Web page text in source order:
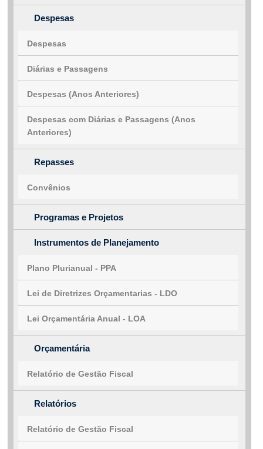
Despesas
Despesas
Diárias e Passagens
Despesas (Anos Anteriores)
Despesas com Diárias e Passagens (Anos
Anteriores)
Repasses
Convênios
Programas e Projetos
Instrumentos de Planejamento
Plano Plurianual - PPA
Lei de Diretrizes Orçamentarias - LDO
Lei Orçamentária Anual - LOA
Orçamentária
Relatório de Gestão Fiscal
Relatórios
Relatório de Gestão Fiscal